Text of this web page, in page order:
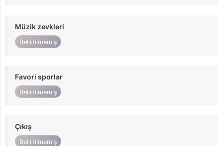
Müzik zevkleri
Belirtilmemiş
Favori sporlar
Belirtilmemiş
Çıkış
Belirtilmemiş